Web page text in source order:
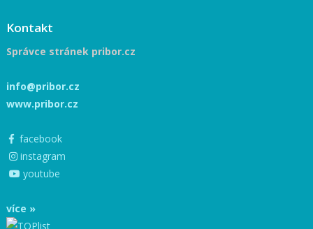
Kontakt
Správce stránek pribor.cz
info@pribor.cz
www.pribor.cz
facebook
instagram
youtube
více »